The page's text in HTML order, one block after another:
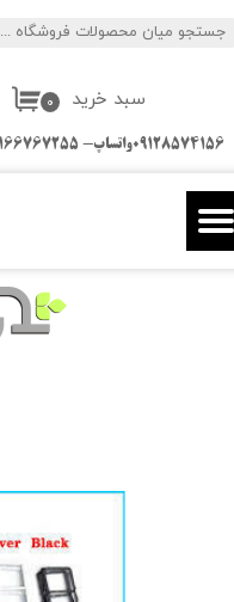
تغییر گذر واژه
سفارشات
خروج از حساب کاربری
۰ سبد خرید